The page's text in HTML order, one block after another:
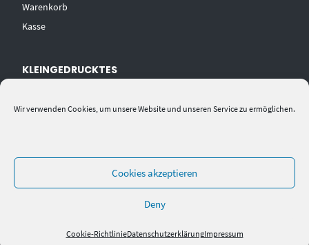
Wir verwenden Cookies, um unsere Website und unseren Service zu ermöglichen.
Cookies akzeptieren
Deny
Cookie-RichtlinieDatenschutzerklärungImpressum
Warenkorb
Kasse
KLEINGEDRUCKTES
Impressum